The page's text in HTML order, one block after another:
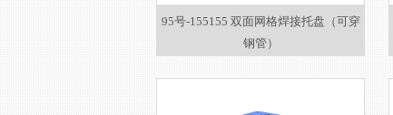
95号-155155 双面网格焊接托盘（可穿
钢管）